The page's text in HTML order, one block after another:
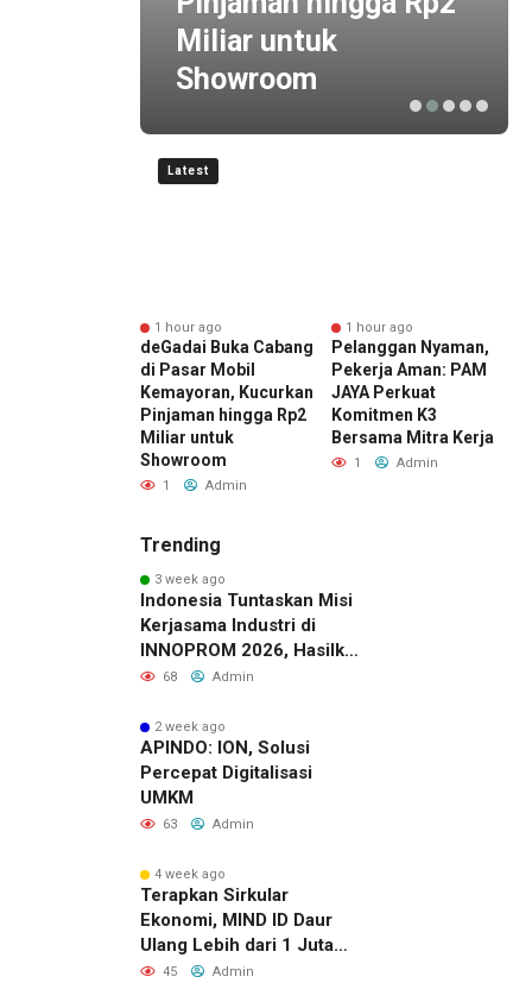
Miliar untuk
Showroom
Latest
1 hour ago
deGadai Buka Cabang
di Pasar Mobil
Kemayoran, Kucurkan
Pinjaman hingga Rp2
Miliar untuk
Showroom
1 Admin
1 hour ago
Pelanggan Nyaman,
Pekerja Aman: PAM
JAYA Perkuat
Komitmen K3
Bersama Mitra Kerja
1 Admin
Trending
3 week ago
Indonesia Tuntaskan Misi
Kerjasama Industri di
INNOPROM 2026, Hasilkan
Belasan Kerja Sama
68 Admin
2 week ago
APINDO: ION, Solusi
Percepat Digitalisasi
UMKM
63 Admin
4 week ago
Terapkan Sirkular
Ekonomi, MIND ID Daur
Ulang Lebih dari 1 Juta
Ton Material Sisa
45 Admin